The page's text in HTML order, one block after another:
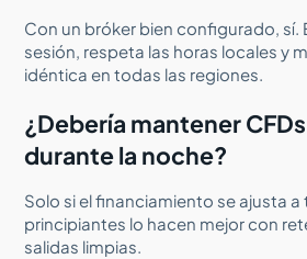
Con un bróker bien configurado, sí.
sesión, respeta las horas locales y
idéntica en todas las regiones.
¿Debería mantener
durante la noche?
Solo si el financiamiento se ajusta a
principiantes lo hacen mejor con
salidas limpias.